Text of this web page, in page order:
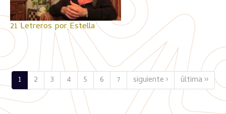
21 Letreros por Estella
1 2 3 4 5 6 7 siguiente › última ››